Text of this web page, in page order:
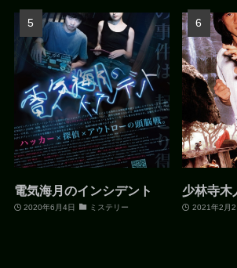
電気海月のインシデント
2020年6月4日 ミステリー
少林寺木
2021年2月2